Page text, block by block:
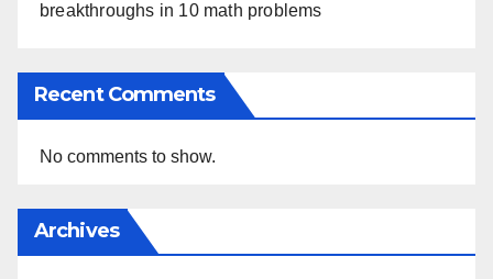
breakthroughs in 10 math problems
Recent Comments
No comments to show.
Archives